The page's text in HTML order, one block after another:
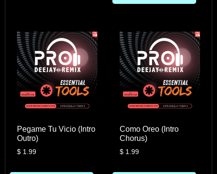
Pegame Tu Vicio (Intro
Outro)
$1.99
Como Oreo (Intro
Chorus)
$ 1.99